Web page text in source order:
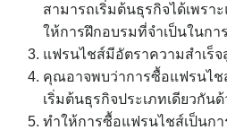
สามารถเริ่มต้นธุรกิจได้เพร
ให้การฝึกอบรมที่จำเป็นในกา
แฟรนไชส์มีอัตราความสำเร็จ
คุณอาจพบว่าการซื้อแฟรนไช
เริ่มต้นธุรกิจประเภทเดียวกัน
ทำให้การซื้อแฟรนไชส์เป็นก